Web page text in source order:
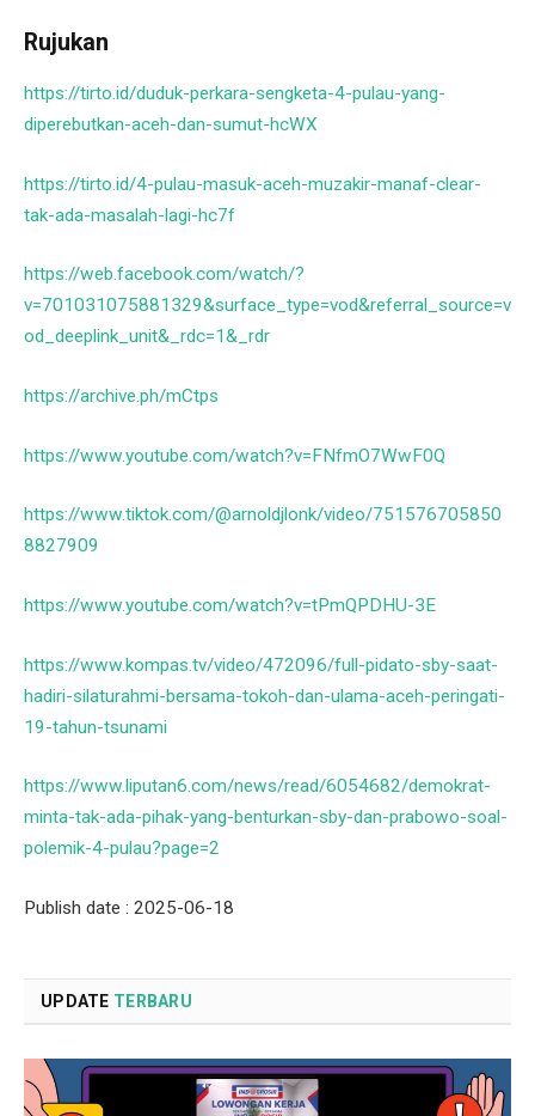
Rujukan
https://tirto.id/duduk-perkara-sengketa-4-pulau-yang-
diperebutkan-aceh-dan-sumut-hcWX
https://tirto.id/4-pulau-masuk-aceh-muzakir-manaf-clear-
tak-ada-masalah-lagi-hc7f
https://web.facebook.com/watch/?
v=701031075881329&surface_type=vod&referral_source=v
od_deeplink_unit&_rdc=1&_rdr
https://archive.ph/mCtps
https://www.youtube.com/watch?v=FNfmO7WwF0Q
https://www.tiktok.com/@arnoldjlonk/video/751576705850
8827909
https://www.youtube.com/watch?v=tPmQPDHU-3E
https://www.kompas.tv/video/472096/full-pidato-sby-saat-
hadiri-silaturahmi-bersama-tokoh-dan-ulama-aceh-peringati-
19-tahun-tsunami
https://www.liputan6.com/news/read/6054682/demokrat-
minta-tak-ada-pihak-yang-benturkan-sby-dan-prabowo-soal-
polemik-4-pulau?page=2
Publish date : 2025-06-18
UPDATE TERBARU